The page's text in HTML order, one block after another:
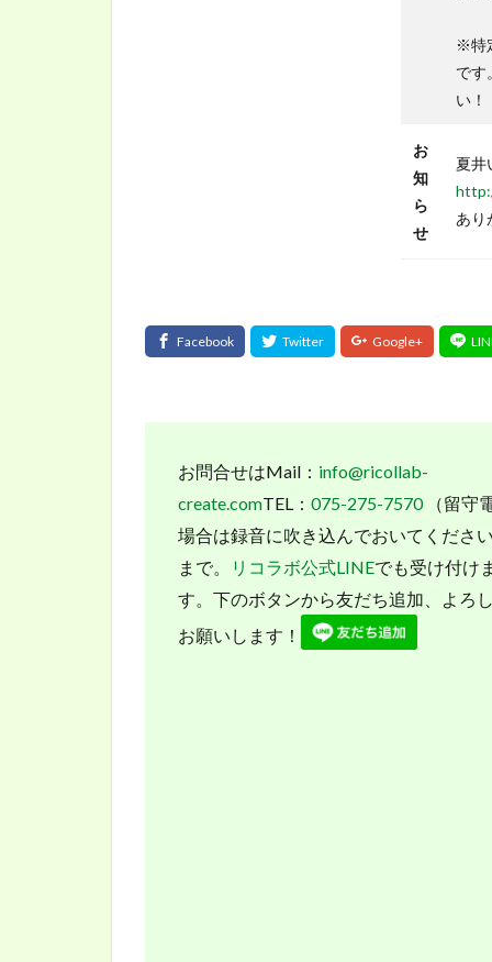
※特
です
い！
お
知
ら
せ
夏井
あり
お問合せはMail： info@ricollab-
create.comTEL： 075-275-7570（留守
場合は録音に吹き込んでおいてくださ
まで。
リコラボ公式LINEでも受け付け
す。下のボタンから友だち追加、よろ
お願いします！